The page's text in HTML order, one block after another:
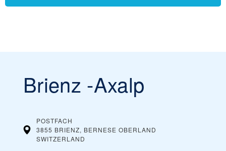
Brienz -Axalp
POSTFACH
3855 BRIENZ, BERNESE OBERLAND
SWITZERLAND